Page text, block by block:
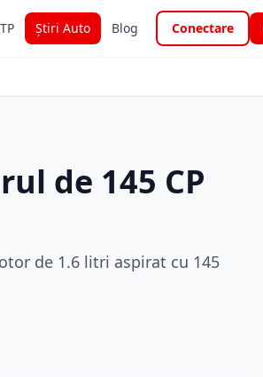
Știri Auto Blog Conectare
de 145 CP
de 1.6 litri aspirat cu 145